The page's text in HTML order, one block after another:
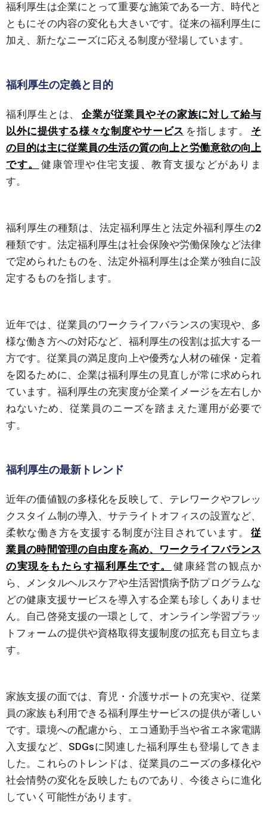
福利厚生は企業にとって重要な施策である一方、時代と
ともにその内容の変化も大きいです。従来の福利厚生に
加え、新たなニーズに応える制度が登場しています。
福利厚生の定義と目的
福利厚生とは、
企業が従業員やその家族に対して給与
以外に提供する様々な制度やサービス を指します。
そ
の目的は主に従業員の生活の質の向上と労働意欲の向上
です。
健康管理や住宅支援、教育支援などがありま
す。
福利厚生の種類は、法定福利厚生と法定外福利厚生の2
種類です。法定福利厚生は社会保険や労働保険など法律
で定められたものを、法定外福利厚生は企業が独自に設
定するものを指します。
近年では、従業員のワークライフバランスの実現や、多
様な働き方への対応など、福利厚生の役割は拡大する一
方です。従業員の満足度向上や優秀な人材の確保・定着
を図るために、企業は福利厚生の見直しが常に求められ
ています。福利厚生の充実度が企業イメージを左右しか
ねないため、従業員のニーズを踏まえた運用が必要で
す。
福利厚生の最新トレンド
近年の価値観の多様化を反映して、テレワークやフレッ
クスタイム制の導入、サテライトオフィスの設置など、
柔軟な働き方を支援する制度が注目されています。
従
業員の時間管理の自由度を高め、ワークライフバランス
の実現をもたらす福利厚生です。
健康経営の観点か
ら、メンタルヘルスケアや生活習慣病予防プログラムな
どの健康支援サービスを導入する企業も珍しくありませ
ん。自己啓発支援の一環として、オンライン学習プラッ
トフォームの提供や資格取得支援制度の拡充も目立ちま
す。
家族支援の面では、育児・介護サポートの充実や、従業
員の家族も利用できる福利厚生サービスの提供が著しい
です。環境への配慮から、エコ通勤手当や省エネ家電購
入支援など、SDGsに関連した福利厚生も登場してきま
した。これらのトレンドは、従業員のニーズの多様化や
社会情勢の変化を反映したものであり、今後さらに進化
していく可能性があります。